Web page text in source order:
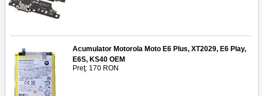
Acumulator Motorola Moto E6 Plus, XT2029, E6 Play,
E6S, KS40 OEM
Preţ: 170 RON